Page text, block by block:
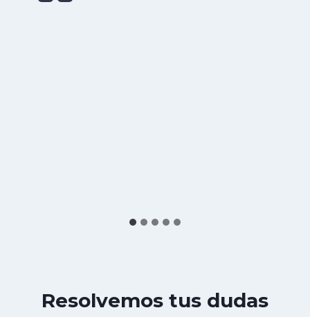
Resolvemos tus dudas